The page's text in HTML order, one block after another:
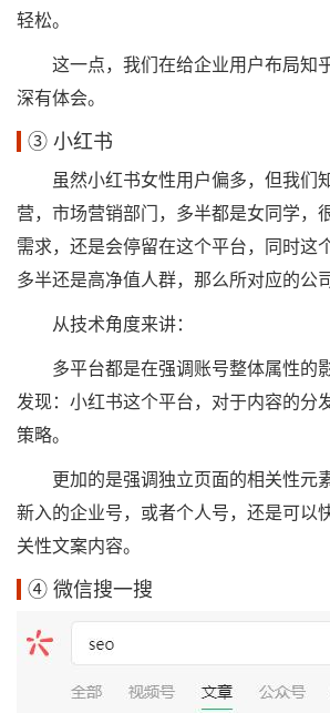
轻松。
这一点，我们在给企业用户布局知
深有体会。
③ 小红书
虽然小红书女性用户偏多，但我们
营，市场营销部门，多半都是女同学，
需求，还是会停留在这个平台，同时这
多半还是高净值人群，那么所对应的公
从技术角度来讲：
多平台都是在强调账号整体属性的
发现：小红书这个平台，对于内容的分
策略。
更加的是强调独立页面的相关性元
新入的企业号，或者个人号，还是可以
关性文案内容。
④ 微信搜一搜